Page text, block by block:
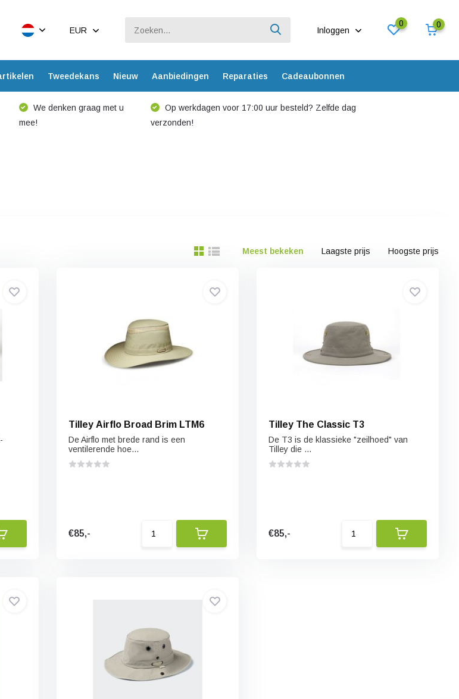
EUR Inloggen
0 0
Tweedekans Nieuw Aanbiedingen Reparaties Cadeaubonnen
We denken graag met u
mee!
Op werkdagen voor 17:00 uur besteld? Zelfde dag
verzonden!
Meest bekeken Laagste prijs Hoogste prijs
Tilley Airflo Broad Brim LTM6
De Airflo met brede rand is een
ventilerende hoe...
€85,-
Tilley The Classic T3
De T3 is de klassieke "zeilhoed" van
Tilley die ...
€85,-